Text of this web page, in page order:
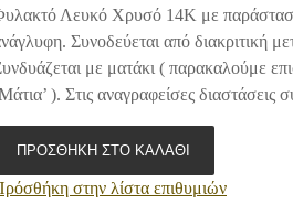
Λευκό Χρυσό 14Κ με
Συνοδεύεται από διακριτική
με ματάκι ( παρακαλούμε
). Στις αναγραφείσες διαστάσεις
ΠΡΟΣΘΉΚΗ ΣΤΟ ΚΑΛΆΘΙ
στην λίστα επιθυμιών